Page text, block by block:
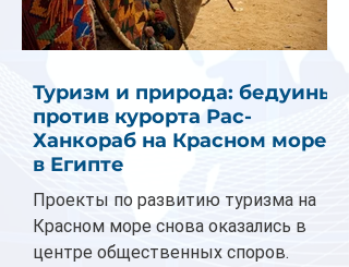
Туризм и природа: бедуины
против курорта Рас-
Ханкораб на Красном море
в Египте
Проекты по развитию туризма на
Красном море снова оказались в
центре общественных споров.